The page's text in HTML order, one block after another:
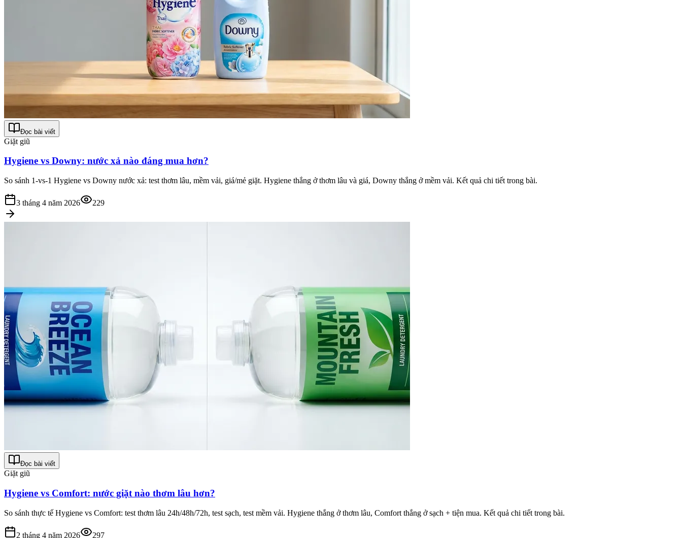
Đọc bài viết
Giặt giũ
Hygiene vs Downy: nước xả nào đáng mua hơn?
So sánh 1-vs-1 Hygiene vs Downy nước xả: test thơm lâu, mềm vải, giá/mẻ giặt. Hygiene thắng ở thơm lâu và giá, Downy thắng ở mềm vải. Kết quả chi tiết trong bài.
3 tháng 4 năm 2026 229
Đọc bài viết
Giặt giũ
Hygiene vs Comfort: nước giặt nào thơm lâu hơn?
So sánh thực tế Hygiene vs Comfort: test thơm lâu 24h/48h/72h, test sạch, test mềm vải. Hygiene thắng ở thơm lâu, Comfort thắng ở sạch + tiện mua. Kết quả chi tiết trong bài.
2 tháng 4 năm 2026 297